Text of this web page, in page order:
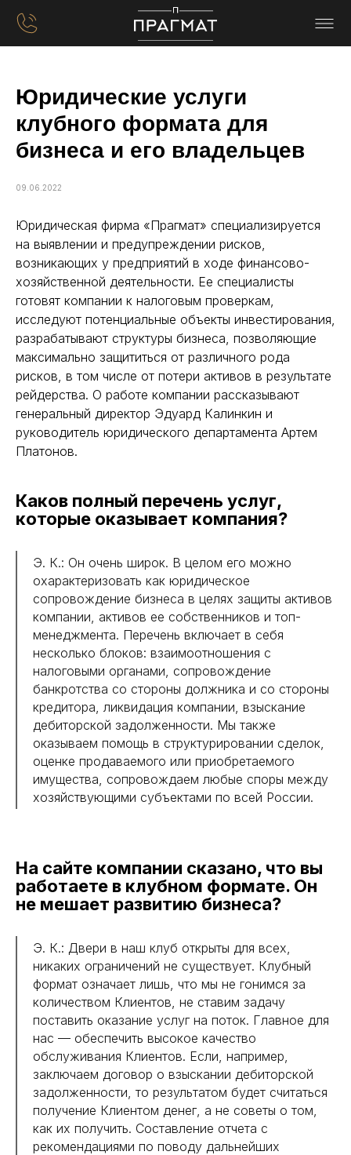
Юридические услуги
клубного формата для
бизнеса и его владельцев
09.06.2022
Юридическая фирма «Прагмат» специализируется
на выявлении и предупреждении рисков,
возникающих у предприятий в ходе финансово-
хозяйственной деятельности. Ее специалисты
готовят компании к налоговым проверкам,
исследуют потенциальные объекты инвестирования,
разрабатывают структуры бизнеса, позволяющие
максимально защититься от различного рода
рисков, в том числе от потери активов в результате
рейдерства. О работе компании рассказывают
генеральный директор Эдуард Калинкин и
руководитель юридического департамента Артем
Платонов.
Каков полный перечень услуг,
которые оказывает компания?
Э. К.: Он очень широк. В целом его можно
охарактеризовать как юридическое
сопровождение бизнеса в целях защиты активов
компании, активов ее собственников и топ-
менеджмента. Перечень включает в себя
несколько блоков: взаимоотношения с
налоговыми органами, сопровождение
банкротства со стороны должника и со стороны
кредитора, ликвидация компании, взыскание
дебиторской задолженности. Мы также
оказываем помощь в структурировании сделок,
оценке продаваемого или приобретаемого
имущества, сопровождаем любые споры между
хозяйствующими субъектами по всей России.
На сайте компании сказано, что вы
работаете в клубном формате. Он
не мешает развитию бизнеса?
Э. К.: Двери в наш клуб открыты для всех,
никаких ограничений не существует. Клубный
формат означает лишь, что мы не гонимся за
количеством Клиентов, не ставим задачу
поставить оказание услуг на поток. Главное для
нас — обеспечить высокое качество
обслуживания Клиентов. Если, например,
заключаем договор о взыскании дебиторской
задолженности, то результатом будет считаться
получение Клиентом денег, а не советы о том,
как их получить. Составление отчета с
рекомендациями по поводу дальнейших